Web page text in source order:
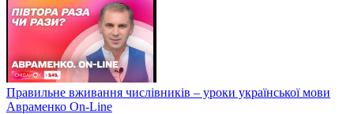
Правильне вживання числівників – уроки української мови
Авраменко On-Line